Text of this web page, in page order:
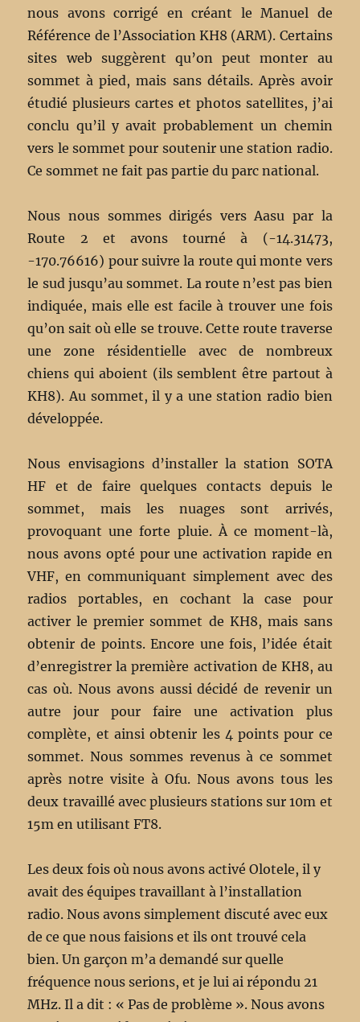
nous avons corrigé en créant le Manuel de
Référence de l’Association KH8 (ARM). Certains
sites web suggèrent qu’on peut monter au
sommet à pied, mais sans détails. Après avoir
étudié plusieurs cartes et photos satellites, j’ai
conclu qu’il y avait probablement un chemin
vers le sommet pour soutenir une station radio.
Ce sommet ne fait pas partie du parc national.
Nous nous sommes dirigés vers Aasu par la
Route 2 et avons tourné à (-14.31473,
-170.76616) pour suivre la route qui monte vers
le sud jusqu’au sommet. La route n’est pas bien
indiquée, mais elle est facile à trouver une fois
qu’on sait où elle se trouve. Cette route traverse
une zone résidentielle avec de nombreux
chiens qui aboient (ils semblent être partout à
KH8). Au sommet, il y a une station radio bien
développée.
Nous envisagions d’installer la station SOTA
HF et de faire quelques contacts depuis le
sommet, mais les nuages sont arrivés,
provoquant une forte pluie. À ce moment-là,
nous avons opté pour une activation rapide en
VHF, en communiquant simplement avec des
radios portables, en cochant la case pour
activer le premier sommet de KH8, mais sans
obtenir de points. Encore une fois, l’idée était
d’enregistrer la première activation de KH8, au
cas où. Nous avons aussi décidé de revenir un
autre jour pour faire une activation plus
complète, et ainsi obtenir les 4 points pour ce
sommet. Nous sommes revenus à ce sommet
après notre visite à Ofu. Nous avons tous les
deux travaillé avec plusieurs stations sur 10m et
15m en utilisant FT8.
Les deux fois où nous avons activé Olotele, il y
avait des équipes travaillant à l’installation
radio. Nous avons simplement discuté avec eux
de ce que nous faisions et ils ont trouvé cela
bien. Un garçon m’a demandé sur quelle
fréquence nous serions, et je lui ai répondu 21
MHz. Il a dit : « Pas de problème ». Nous avons